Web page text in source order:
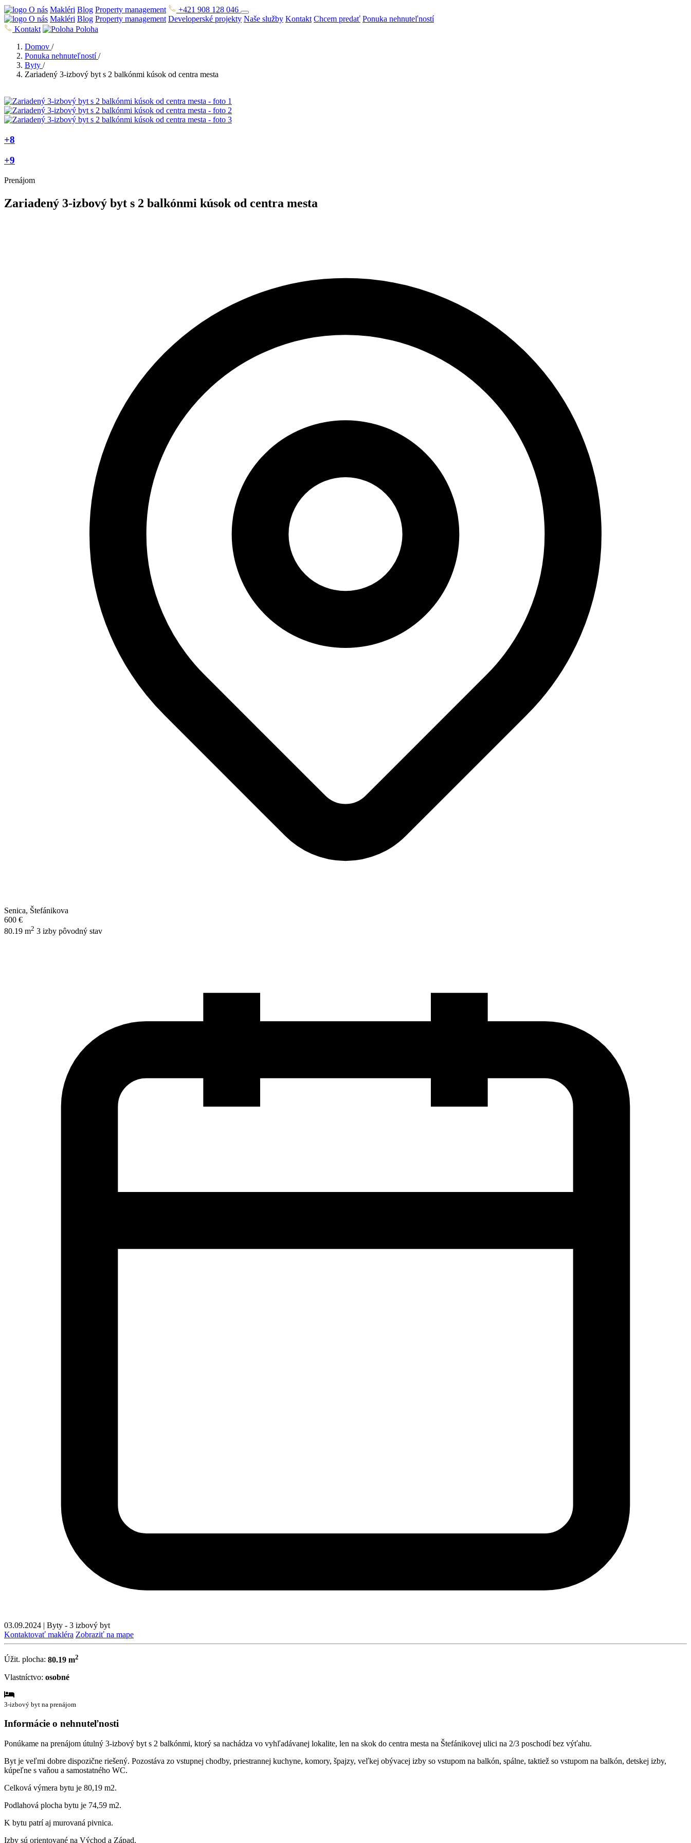
O nás Makléri Blog Property management
+421 908 128 046
O nás Makléri Blog Property management Developerské projekty Naše služby Kontakt Chcem predať Ponuka nehnuteľností
Kontakt
Poloha
Domov /
Ponuka nehnuteľností /
Byty /
Zariadený 3-izbový byt s 2 balkónmi kúsok od centra mesta
+8
+9
Prenájom
Zariadený 3-izbový byt s 2 balkónmi kúsok od centra mesta
Senica, Štefánikova
600 €
80.19 m2 3 izby pôvodný stav
03.09.2024 | Byty - 3 izbový byt
Kontaktovať makléra Zobraziť na mape
Úžit. plocha: 80.19 m2
Vlastníctvo: osobné
3-izbový byt na prenájom
Informácie o nehnuteľnosti
Ponúkame na prenájom útulný 3-izbový byt s 2 balkónmi, ktorý sa nachádza vo vyhľadávanej lokalite, len na skok do centra mesta na Štefánikovej ulici na 2/3 poschodí bez výťahu.
Byt je veľmi dobre dispozične riešený. Pozostáva zo vstupnej chodby, priestrannej kuchyne, komory, špajzy, veľkej obývacej izby so vstupom na balkón, spálne, taktiež so vstupom na balkón, detskej izby,
kúpeľne s vaňou a samostatného WC.
Celková výmera bytu je 80,19 m2.
Podlahová plocha bytu je 74,59 m2.
K bytu patrí aj murovaná pivnica.
Izby sú orientované na Východ a Západ.